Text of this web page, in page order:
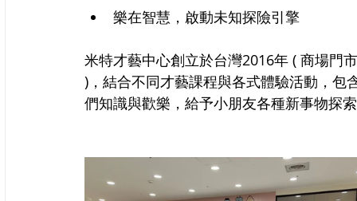
樂在智慧，啟動未知探險引擎
米特才藝中心創立於台灣2016年 ( 商場門
)，結合不同才藝課程與各式體驗活動，包
們知識與歡樂，給予小朋友各種新事物探